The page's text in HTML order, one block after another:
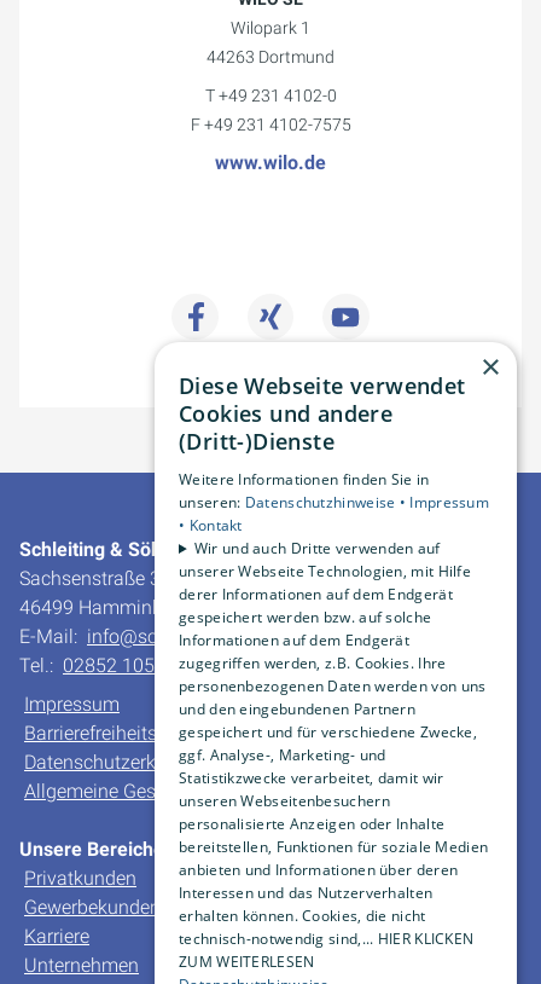
Wilopark 1
44263 Dortmund
T +49 231 4102-0
F +49 231 4102-7575
www.wilo.de
Schleiting & Söhne GmbH & Co. KG
Sachsenstraße 30
46499 Hamminkeln-Dingden
E-Mail: info@schleiting.de
Tel.: 02852 10550
Impressum
Barrierefreiheitserklärung
Datenschutzerklärung
Allgemeine Geschäfts- und Verkaufsbedingungen
Unsere Bereiche
Privatkunden
Gewerbekunden
Karriere
Unternehmen
×
Diese Webseite verwendet
Cookies und andere
(Dritt-)Dienste
Weitere Informationen finden Sie in
unseren: Datenschutzhinweise • Impressum
• Kontakt
Wir und auch Dritte verwenden auf
unserer Webseite Technologien, mit Hilfe
derer Informationen auf dem Endgerät
gespeichert werden bzw. auf solche
Informationen auf dem Endgerät
zugegriffen werden, z.B. Cookies. Ihre
personenbezogenen Daten werden von uns
und den eingebundenen Partnern
gespeichert und für verschiedene Zwecke,
ggf. Analyse-, Marketing- und
Statistikzwecke verarbeitet, damit wir
unseren Webseitenbesuchern
personalisierte Anzeigen oder Inhalte
bereitstellen, Funktionen für soziale Medien
anbieten und Informationen über deren
Interessen und das Nutzerverhalten
erhalten können. Cookies, die nicht
technisch-notwendig sind,... HIER KLICKEN
ZUM WEITERLESEN